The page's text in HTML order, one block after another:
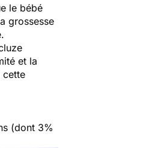
le bébé
grossesse
et la
cette
(dont 3%